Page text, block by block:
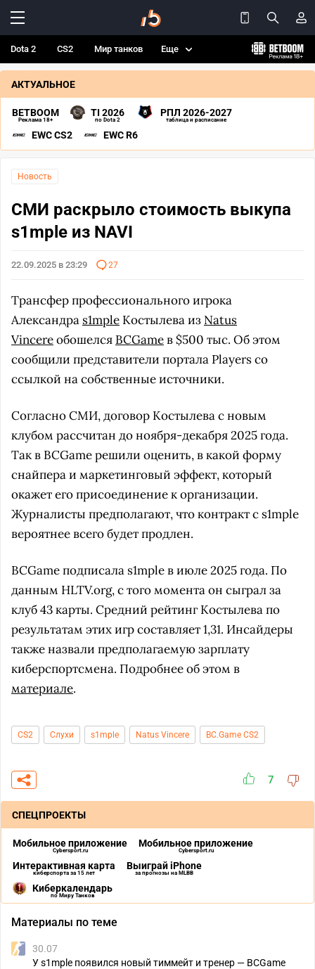
Dota 2 CS2 Мир танков Еще
АКТУАЛЬНОЕ
BETBOOM
Реклама 18+
TI 2026
по Dota 2
РПЛ 2026-2027
таблица и расписание
EWC CS2 EWC R6
Новость
СМИ раскрыло стоимость выкупа
s1mple из NAVI
22.09.2025 в 23:29 27
Трансфер профессионального игрока
Александра s1mple Костылева из Natus
Vincereобошелся BCGameв $500 тыс. Об этом
сообщили представители портала Players со
ссылкой на собственные источники.
Согласно СМИ, договор Костылева с новым
клубом рассчитан до ноября-декабря 2025 года.
Так в BCGame решили оценить, в какой форму
снайпера и маркетинговый эффект, который
окажет его присоединение к организации.
Журналисты предполагают, что контракт с s1mple
вероятнее всего будет продлен.
BCGame подписала s1mple в июле 2025 года. По
данным HLTV.org, с того момента он сыграл за
клуб 43 карты. Средний рейтинг Костылева по
результатам этих игр составляет 1,31. Инсайдеры
также назвали предполагаемую зарплату
киберспортсмена. Подробнее об этом в
материале.
CS2 Слухи s1mple Natus Vincere BC.Game CS2
7
СПЕЦПРОЕКТЫ
Мобильное приложение
Cybersport.ru
Мобильное приложение
Cybersport.ru
Интерактивная карта
киберспорта за 15 лет
Выиграй iPhone
за прогнозы на MLBB
Киберкалендарь
по Миру Танков
Материалы по теме
30.07
У s1mple появился новый тиммейт и тренер — BCGame